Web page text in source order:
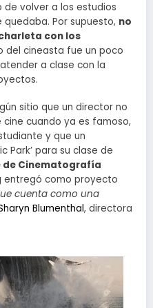
volver a los estudios
Por supuesto, no
con los
del cineasta fue un poco
a clase con la
sitio que un director no
cuando ya es famoso,
y que un
Park’ para su clase de
de Cinematografía
entregó como proyecto
cuenta como una
Blumenthal, directora